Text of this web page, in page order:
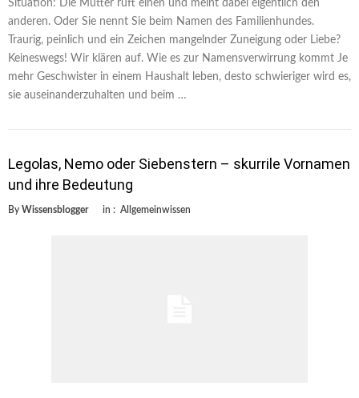
Situation: Die Mutter ruft einen und meint dabei eigentlich den
anderen. Oder Sie nennt Sie beim Namen des Familienhundes.
Traurig, peinlich und ein Zeichen mangelnder Zuneigung oder Liebe?
Keineswegs! Wir klären auf. Wie es zur Namensverwirrung kommt Je
mehr Geschwister in einem Haushalt leben, desto schwieriger wird es,
sie auseinanderzuhalten und beim …
Legolas, Nemo oder Siebenstern – skurrile Vornamen
und ihre Bedeutung
By Wissensblogger in : Allgemeinwissen